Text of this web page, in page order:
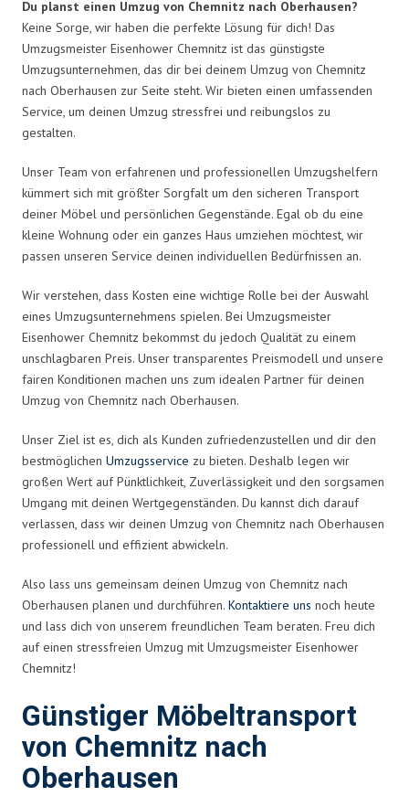
Du planst einen Umzug von Chemnitz nach Oberhausen?
Keine Sorge, wir haben die perfekte Lösung für dich! Das
Umzugsmeister Eisenhower Chemnitz ist das günstigste
Umzugsunternehmen, das dir bei deinem Umzug von Chemnitz
nach Oberhausen zur Seite steht. Wir bieten einen umfassenden
Service, um deinen Umzug stressfrei und reibungslos zu
gestalten.
Unser Team von erfahrenen und professionellen Umzugshelfern
kümmert sich mit größter Sorgfalt um den sicheren Transport
deiner Möbel und persönlichen Gegenstände. Egal ob du eine
kleine Wohnung oder ein ganzes Haus umziehen möchtest, wir
passen unseren Service deinen individuellen Bedürfnissen an.
Wir verstehen, dass Kosten eine wichtige Rolle bei der Auswahl
eines Umzugsunternehmens spielen. Bei Umzugsmeister
Eisenhower Chemnitz bekommst du jedoch Qualität zu einem
unschlagbaren Preis. Unser transparentes Preismodell und unsere
fairen Konditionen machen uns zum idealen Partner für deinen
Umzug von Chemnitz nach Oberhausen.
Unser Ziel ist es, dich als Kunden zufriedenzustellen und dir den
bestmöglichen Umzugsservice zu bieten. Deshalb legen wir
großen Wert auf Pünktlichkeit, Zuverlässigkeit und den sorgsamen
Umgang mit deinen Wertgegenständen. Du kannst dich darauf
verlassen, dass wir deinen Umzug von Chemnitz nach Oberhausen
professionell und effizient abwickeln.
Also lass uns gemeinsam deinen Umzug von Chemnitz nach
Oberhausen planen und durchführen. Kontaktiere uns noch heute
und lass dich von unserem freundlichen Team beraten. Freu dich
auf einen stressfreien Umzug mit Umzugsmeister Eisenhower
Chemnitz!
Günstiger Möbeltransport
von Chemnitz nach
Oberhausen